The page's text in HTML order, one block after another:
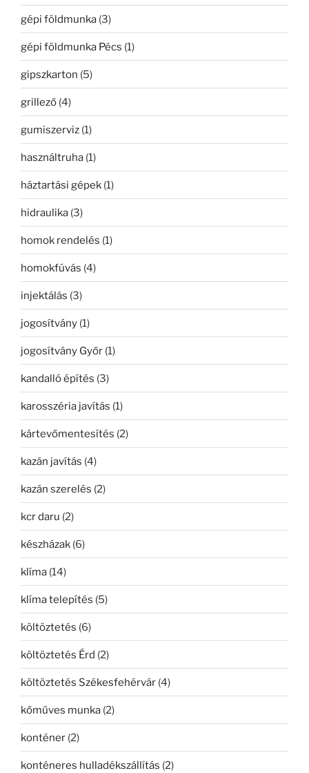
gépi földmunka (3)
gépi földmunka Pécs (1)
gipszkarton (5)
grillező (4)
gumiszerviz (1)
használtruha (1)
háztartási gépek (1)
hidraulika (3)
homok rendelés (1)
homokfúvás (4)
injektálás (3)
jogosítvány (1)
jogosítvány Győr (1)
kandalló építés (3)
karosszéria javítás (1)
kártevőmentesítés (2)
kazán javítás (4)
kazán szerelés (2)
kcr daru (2)
készházak (6)
klíma (14)
klíma telepítés (5)
költöztetés (6)
költöztetés Érd (2)
költöztetés Székesfehérvár (4)
kőműves munka (2)
konténer (2)
konténeres hulladékszállítás (2)